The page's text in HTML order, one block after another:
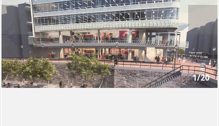
adverteren
Premium
adverteren
Blog
Registreren
Login
1/20